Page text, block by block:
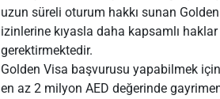
uzun süreli oturum hakkı sunan
izinlerine kıyasla daha kapsamlı
gerektirmektedir.
Golden Visa başvurusu yapabilmek için
en az 2 milyon AED değerinde